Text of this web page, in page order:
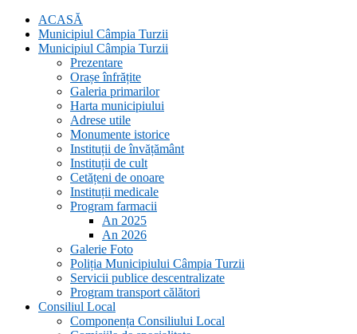
ACASĂ
Municipiul Câmpia Turzii
Municipiul Câmpia Turzii
Prezentare
Orașe înfrățite
Galeria primarilor
Harta municipiului
Adrese utile
Monumente istorice
Instituții de învățământ
Instituții de cult
Cetățeni de onoare
Instituții medicale
Program farmacii
An 2025
An 2026
Galerie Foto
Poliția Municipiului Câmpia Turzii
Servicii publice descentralizate
Program transport călători
Consiliul Local
Componența Consiliului Local